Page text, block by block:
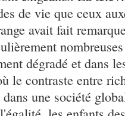
de vie que ceux
avait fait
dégradé et dans
le contraste entre
une société